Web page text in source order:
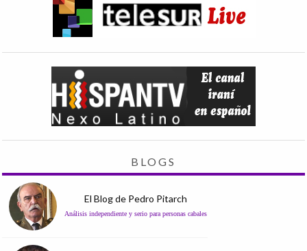
BLOGS
El Blog de Pedro Pitarch
Análisis independiente y serio para personas cabales